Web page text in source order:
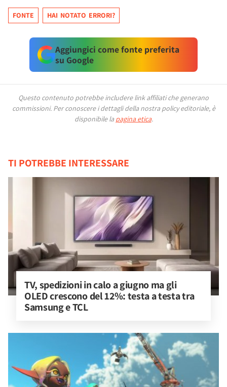
FONTE HAI NOTATO ERRORI?
Aggiungici come fonte preferita
su Google
Questo contenuto potrebbe includere link affiliati che generano
commissioni. Per conoscere i dettagli della nostra policy editoriale, è
disponibile la pagina etica.
TI POTREBBE INTERESSARE
TV, spedizioni in calo a giugno ma gli
OLED crescono del 12%: testa a testa tra
Samsung e TCL